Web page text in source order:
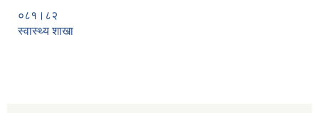
०८१।८२
स्वास्थ्य शाखा